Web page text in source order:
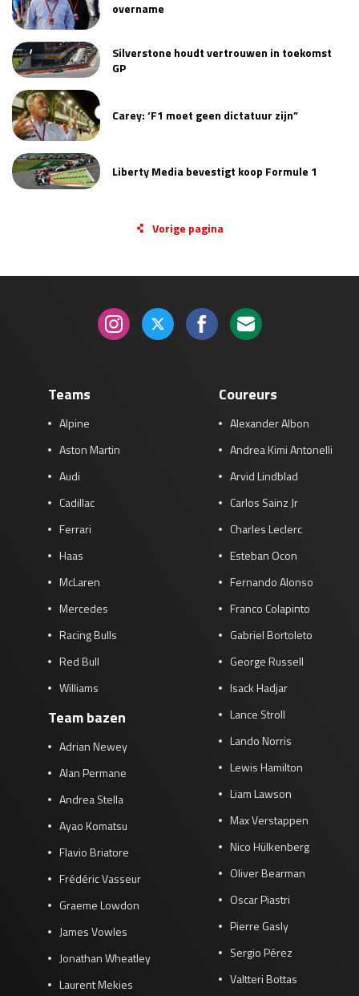
overname
Silverstone houdt vertrouwen in toekomst
GP
Carey: ‘F1 moet geen dictatuur zijn”
Liberty Media bevestigt koop Formule 1
Vorige pagina
Teams
Alpine
Aston Martin
Audi
Cadillac
Ferrari
Haas
McLaren
Mercedes
Racing Bulls
Red Bull
Williams
Team bazen
Adrian Newey
Alan Permane
Andrea Stella
Ayao Komatsu
Flavio Briatore
Frédéric Vasseur
Graeme Lowdon
James Vowles
Jonathan Wheatley
Laurent Mekies
Coureurs
Alexander Albon
Andrea Kimi Antonelli
Arvid Lindblad
Carlos Sainz Jr
Charles Leclerc
Esteban Ocon
Fernando Alonso
Franco Colapinto
Gabriel Bortoleto
George Russell
Isack Hadjar
Lance Stroll
Lando Norris
Lewis Hamilton
Liam Lawson
Max Verstappen
Nico Hülkenberg
Oliver Bearman
Oscar Piastri
Pierre Gasly
Sergio Pérez
Valtteri Bottas